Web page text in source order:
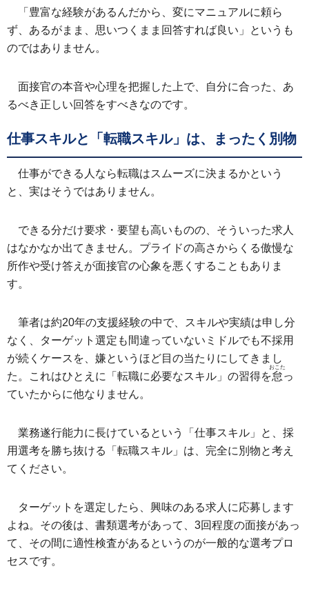
「豊富な経験があるんだから、変にマニュアルに頼ら
ず、あるがまま、思いつくまま回答すれば良い」というも
のではありません。
面接官の本音や心理を把握した上で、自分に合った、あ
るべき正しい回答をすべきなのです。
仕事スキルと「転職スキル」は、まったく別物
仕事ができる人なら転職はスムーズに決まるかという
と、実はそうではありません。
できる分だけ要求・要望も高いものの、そういった求人
はなかなか出てきません。プライドの高さからくる傲慢な
所作や受け答えが面接官の心象を悪くすることもありま
す。
筆者は約20年の支援経験の中で、スキルや実績は申し分
なく、ターゲット選定も間違っていないミドルでも不採用
が続くケースを、嫌というほど目の当たりにしてきまし
た。これはひとえに「転職に必要なスキル」の習得を怠
おこた
っ
ていたからに他なりません。
業務遂行能力に長けているという「仕事スキル」と、採
用選考を勝ち抜ける「転職スキル」は、完全に別物と考え
てください。
ターゲットを選定したら、興味のある求人に応募します
よね。その後は、書類選考があって、3回程度の面接があっ
て、その間に適性検査があるというのが一般的な選考プロ
セスです。